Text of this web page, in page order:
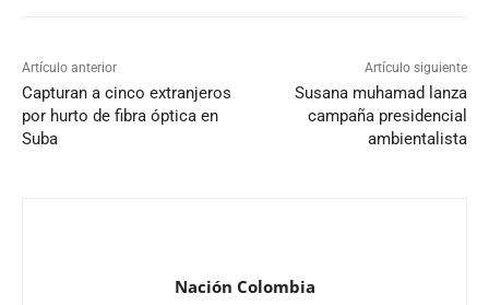
Artículo anterior
Capturan a cinco extranjeros
por hurto de fibra óptica en
Suba
Artículo siguiente
Susana muhamad lanza
campaña presidencial
ambientalista
Nación Colombia